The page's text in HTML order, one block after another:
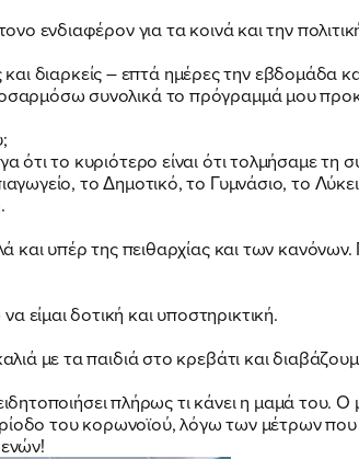
ενδιαφέρον για τα κοινά και την
και διαρκείς – επτά ημέρες την εβδομάδα
συνολικά το πρόγραμμά μου
το κυριότερο είναι ότι τολμήσαμε τη
το Δημοτικό, το Γυμνάσιο, το
και υπέρ της πειθαρχίας και των
δοτική και υποστηρικτική.
με τα παιδιά στο κρεβάτι και
πλήρως τι κάνει η μαμά του. Ο
του κορωνοϊού, λόγω των μέτρων